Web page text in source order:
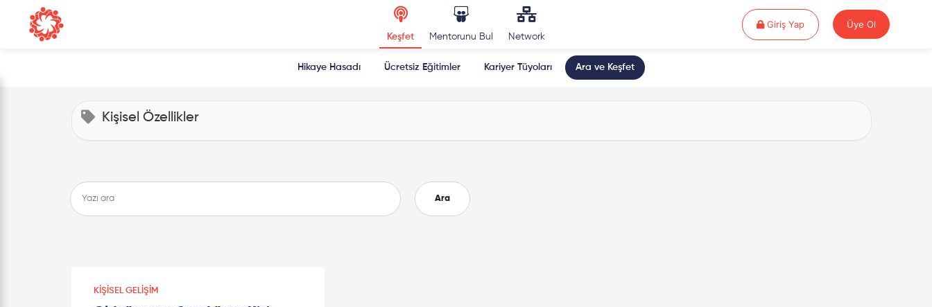
Keşfet Mentorunu Bul Network
Giriş YapGiriş Yap Üye Ol
Hikaye Hasadı Ücretsiz Eğitimler Kariyer Tüyoları Ara ve Keşfet
Kişisel Özellikler
Ara
KIŞISEL GELIŞIM